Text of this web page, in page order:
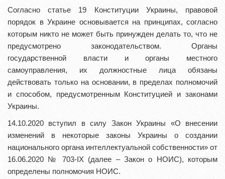
Согласно статье 19 Конституции Украины, правовой
порядок в Украине основывается на принципах, согласно
которым никто не может быть принужден делать то, что не
предусмотрено законодательством. Органы
государственной власти и органы местного
самоуправления, их должностные лица обязаны
действовать только на основании, в пределах полномочий
и способом, предусмотренным Конституцией и законами
Украины.
14.10.2020 вступил в силу Закон Украины «О внесении
изменений в некоторые законы Украины о создании
национального органа интеллектуальной собственности» от
16.06.2020 № 703-IX (далее – Закон о НОИС), которым
определены полномочия НОИС.